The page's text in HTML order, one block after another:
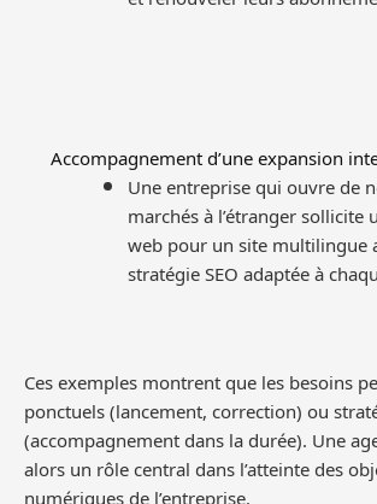
Accompagnement d’une expansion
Une entreprise qui ouvre de
marchés à l’étranger sollicite
web pour un site multilingue
stratégie SEO adaptée à
Ces exemples montrent que les besoins
ponctuels (lancement, correction) ou
(accompagnement dans la durée). Une
alors un rôle central dans l’atteinte des
numériques de l’entreprise.